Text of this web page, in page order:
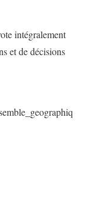
intégralement
et de décisions